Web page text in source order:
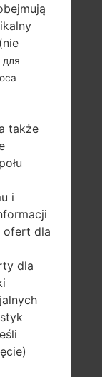
для
także
i
ofert dla
dla